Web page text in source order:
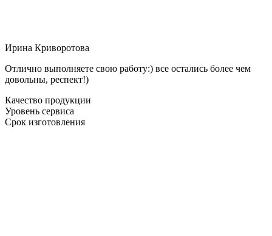
Ирина Криворотова
Отлично выполняете свою работу:) все остались более чем
довольны, респект!)
Качество продукции
Уровень сервиса
Срок изготовления